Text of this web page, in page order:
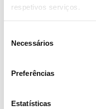
respetivos serviços.
Necessários
Preferências
Estatísticas